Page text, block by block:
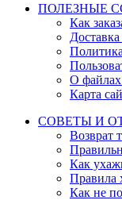
ПОЛЕЗНЫЕ
Как
О
Карта
СОВЕТЫ И
Возврат
Как
Правила
Как не